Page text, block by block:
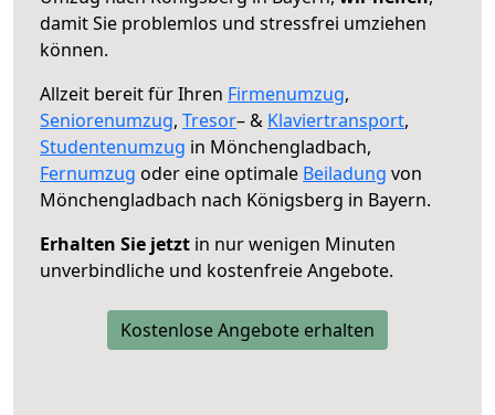
damit Sie problemlos und stressfrei umziehen
können.
Allzeit bereit für Ihren Firmenumzug,
Seniorenumzug, Tresor– & Klaviertransport,
Studentenumzug in Mönchengladbach,
Fernumzug oder eine optimale Beiladung von
Mönchengladbach nach Königsberg in Bayern.
Erhalten Sie jetzt in nur wenigen Minuten
unverbindliche und kostenfreie Angebote.
Kostenlose Angebote erhalten